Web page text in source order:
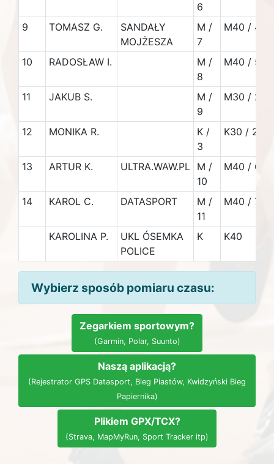
6
9 TOMASZ G.
SANDAŁY
MOJŻESZA
M /
7
M40 / 4
10 RADOSŁAW I.
M /
8
M40 / 5
11 JAKUB S.
M /
9
M30 / 2
12 MONIKA R.
K /
3
K30 / 2
13 ARTUR K. ULTRA.WAW.PL
M /
10
M40 / 6
14 KAROL C. DATASPORT
M /
11
M40 / 7
KAROLINA P.
UKL ÓSEMKA
POLICE
K K40
Wybierz sposób pomiaru czasu:
Zegarkiem sportowym?
(Garmin, Polar, Suunto)
Naszą aplikacją?
(Rejestrator GPS Datasport, Bieg Piastów, Kwidzyński Bieg
Papiernika)
Plikiem GPX/TCX?
(Strava, MapMyRun, Sport Tracker itp)